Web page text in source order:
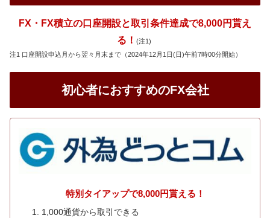
FX・FX積立の口座開設と取引条件達成で8,000円貰え
る！ (注1)
注1 口座開設申込月から翌々月末まで（2024年12月1日(日)午前7時00分開始）
初心者におすすめのFX会社
特別タイアップで8,000円貰える！
1,000通貨から取引できる